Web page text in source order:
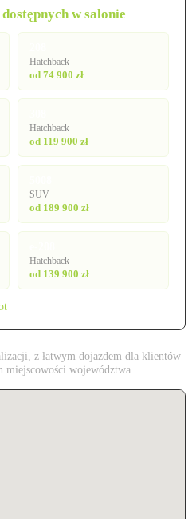
w salonie
Hatchback
od 74 900 zł
Hatchback
od 119 900 zł
SUV
od 189 900 zł
Hatchback
od 139 900 zł
z łatwym dojazdem dla klientów
miejscowości województwa.